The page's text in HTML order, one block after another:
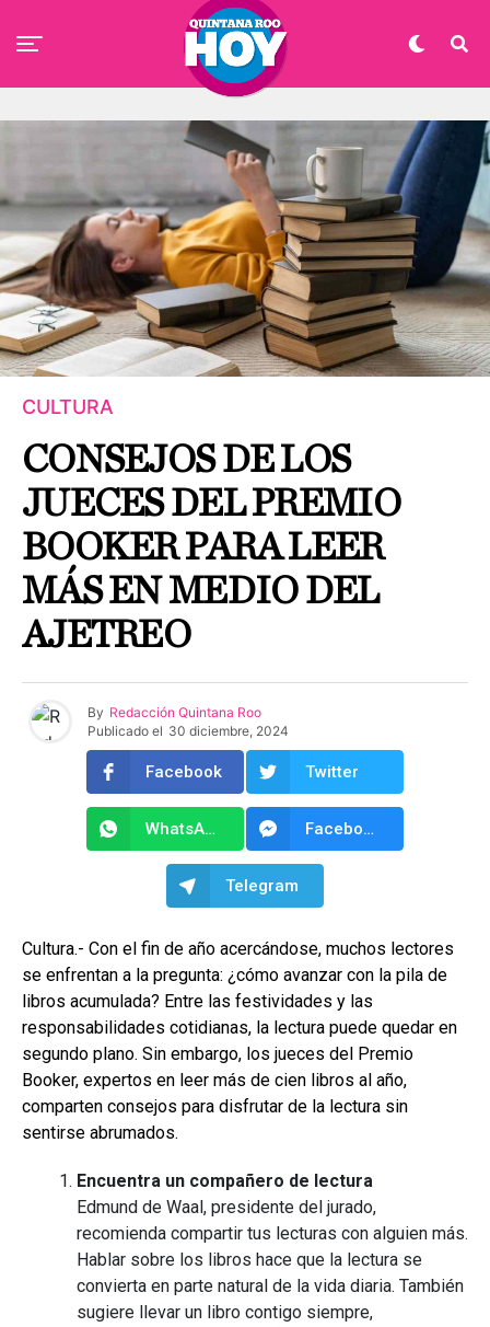
CULTURA
CONSEJOS DE LOS
JUECES DEL PREMIO
BOOKER PARA LEER
MÁS EN MEDIO DEL
AJETREO
By Redacción Quintana Roo
Publicado el 30 diciembre, 2024
Facebook Twitter
WhatsApp Facebook Messenger
Telegram
Cultura.- Con el fin de año acercándose, muchos lectores
se enfrentan a la pregunta: ¿cómo avanzar con la pila de
libros acumulada? Entre las festividades y las
responsabilidades cotidianas, la lectura puede quedar en
segundo plano. Sin embargo, los jueces del Premio
Booker, expertos en leer más de cien libros al año,
comparten consejos para disfrutar de la lectura sin
sentirse abrumados.
Encuentra un compañero de lectura
Edmund de Waal, presidente del jurado,
recomienda compartir tus lecturas con alguien más.
Hablar sobre los libros hace que la lectura se
convierta en parte natural de la vida diaria. También
sugiere llevar un libro contigo siempre,